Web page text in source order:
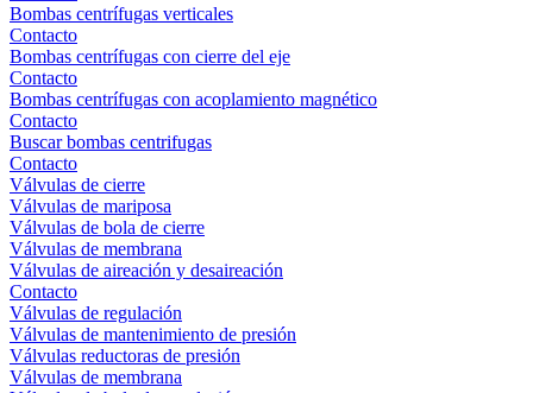
Bombas centrífugas verticales
Contacto
Bombas centrífugas con cierre del eje
Contacto
Bombas centrífugas con acoplamiento magnético
Contacto
Buscar bombas centrifugas
Contacto
Válvulas de cierre
Válvulas de mariposa
Válvulas de bola de cierre
Válvulas de membrana
Válvulas de aireación y desaireación
Contacto
Válvulas de regulación
Válvulas de mantenimiento de presión
Válvulas reductoras de presión
Válvulas de membrana